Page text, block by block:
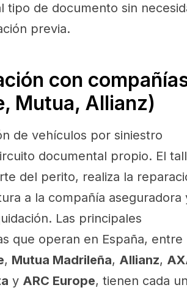
tipo de documento sin
previa.
con
Mutua, Allianz)
de vehículos por siniestro
documental propio. El
del perito, realiza la
a la compañía aseguradora
Las principales
que operan en España, entre
, Mutua Madrileña, Allianz,
y ARC Europe, tienen cada